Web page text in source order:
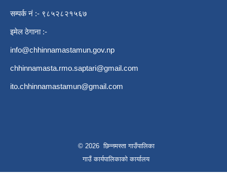
सम्पर्क नं :- ९८५२८२१५६७
इमेल ठेगाना :-
info@chhinnamastamun.gov.np
chhinnamasta.rmo.saptari@gmail.com
ito.chhinnamastamun@gmail.com
© 2026 छिन्नमस्ता गाउँपालिका
गाउँ कार्यपालिकाको कार्यालय